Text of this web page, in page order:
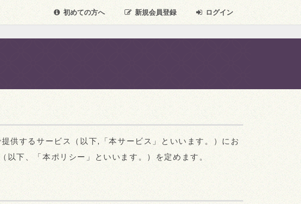
初めての方へ 新規会員登録 ログイン
供するサービス（以下,「本サービス」といいます。）にお
下、「本ポリシー」といいます。）を定めます。